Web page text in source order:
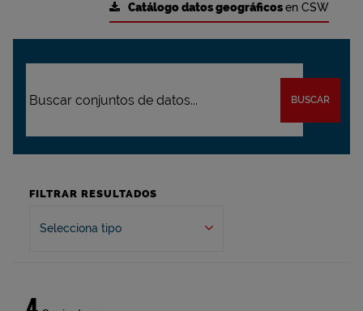
Catálogo datos geográficosen CSW
BUSCAR
FILTRAR RESULTADOS
Selecciona tipo